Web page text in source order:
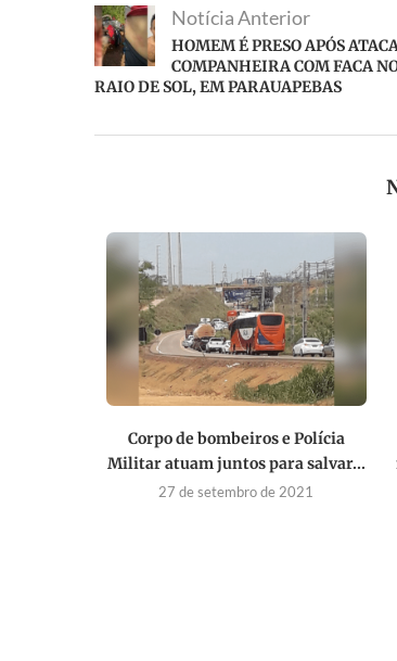
Notícia Anterior
HOMEM É PRESO APÓS
COMPANHEIRA COM FACA
RAIO DE SOL, EM PARAUAPEBAS
Corpo de bombeiros e Polícia
Militar atuam juntos para salvar...
27 de setembro de 2021